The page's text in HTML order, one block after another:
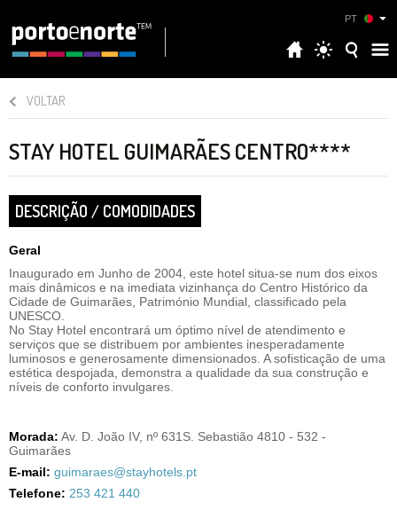
PT
VOLTAR
STAY HOTEL GUIMARÃES CENTRO****
DESCRIÇÃO / COMODIDADES
Geral
Inaugurado em Junho de 2004, este hotel situa-se num dos eixos
mais dinâmicos e na imediata vizinhança do Centro Histórico da
Cidade de Guimarães, Património Mundial, classificado pela
UNESCO.
No Stay Hotel encontrará um óptimo nível de atendimento e
serviços que se distribuem por ambientes inesperadamente
luminosos e generosamente dimensionados. A sofisticação de uma
estética despojada, demonstra a qualidade da sua construção e
níveis de conforto invulgares.
Morada: Av. D. João IV, nº 631S. Sebastião 4810 - 532 -
Guimarães
E-mail: guimaraes@stayhotels.pt
Telefone: 253 421 440